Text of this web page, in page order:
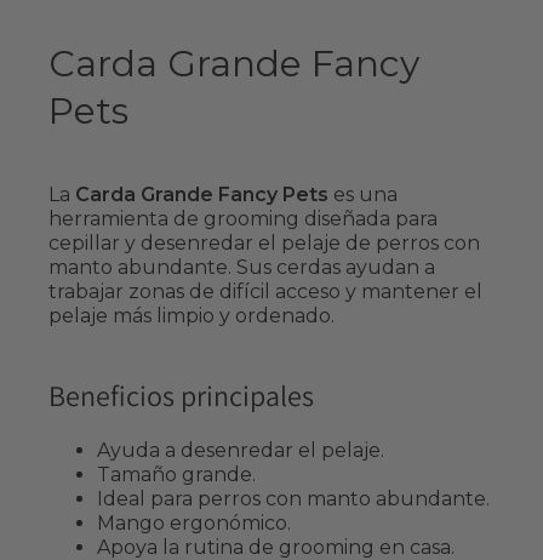
Carda Grande Fancy
Pets
La Carda Grande Fancy Pets es una
herramienta de grooming diseñada para
cepillar y desenredar el pelaje de perros con
manto abundante. Sus cerdas ayudan a
trabajar zonas de difícil acceso y mantener el
pelaje más limpio y ordenado.
Beneficios principales
Ayuda a desenredar el pelaje.
Tamaño grande.
Ideal para perros con manto abundante.
Mango ergonómico.
Apoya la rutina de grooming en casa.